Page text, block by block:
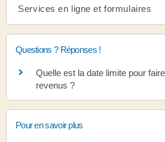
Services en ligne et formulaires
Questions ? Réponses !
Quelle est la date limite pour
revenus ?
Pour en savoir plus